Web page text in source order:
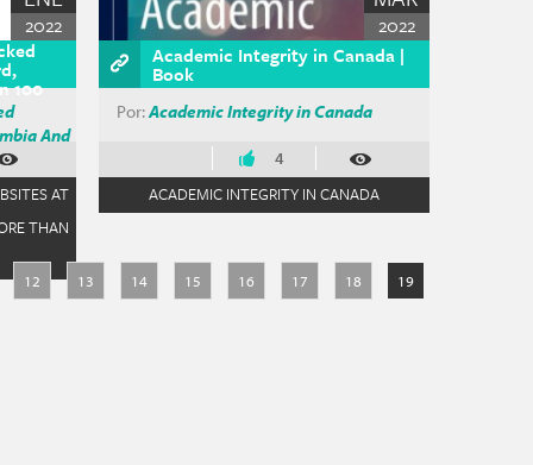
2022
100
And
AT
THAN
2022
Academic Integrity in Canada |
Book
Por:Academic Integrity in Canada
4
ACADEMIC INTEGRITY IN CANADA
12 13 14 15 16 17 18 19